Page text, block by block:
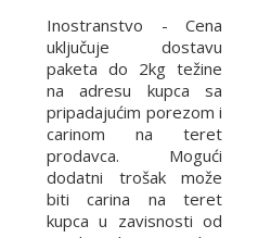
Inostranstvo - Cena
uključuje dostavu
paketa do 2kg težine
na adresu kupca sa
pripadajućim porezom i
carinom na teret
prodavca. Mogući
dodatni trošak može
biti carina na teret
kupca u zavisnosti od